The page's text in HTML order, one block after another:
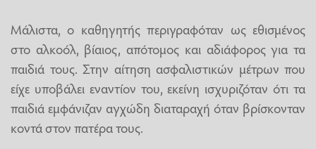
Μάλιστα, ο καθηγητής περιγραφόταν ως εθισμένος
στο αλκοόλ, βίαιος, απότομος και αδιάφορος για τα
παιδιά τους. Στην αίτηση ασφαλιστικών μέτρων που
είχε υποβάλει εναντίον του, εκείνη ισχυριζόταν ότι τα
παιδιά εμφάνιζαν αγχώδη διαταραχή όταν βρίσκονταν
κοντά στον πατέρα τους.